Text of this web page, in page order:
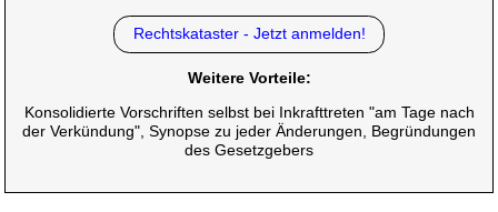
Rechtskataster - Jetzt anmelden!
Weitere Vorteile:
Konsolidierte Vorschriften selbst bei Inkrafttreten "am Tage nach
der Verkündung", Synopse zu jeder Änderungen, Begründungen
des Gesetzgebers